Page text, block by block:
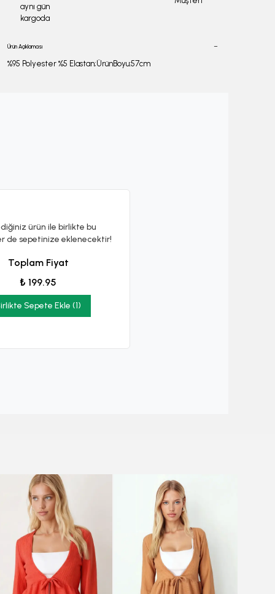
aynı gün
kargoda
Ürün Açıklaması
%95 Polyester %5 Elastan;ÜrünBoyu:57cm
ürün ile birlikte bu
de sepetinize eklenecektir!
Toplam Fiyat
₺ 199.95
Sepete Ekle (1)